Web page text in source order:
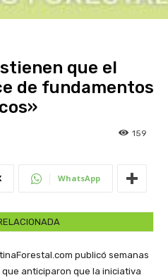
que el
de fundamentos
159
WhatsApp
publicó semanas
anticiparon que la iniciativa